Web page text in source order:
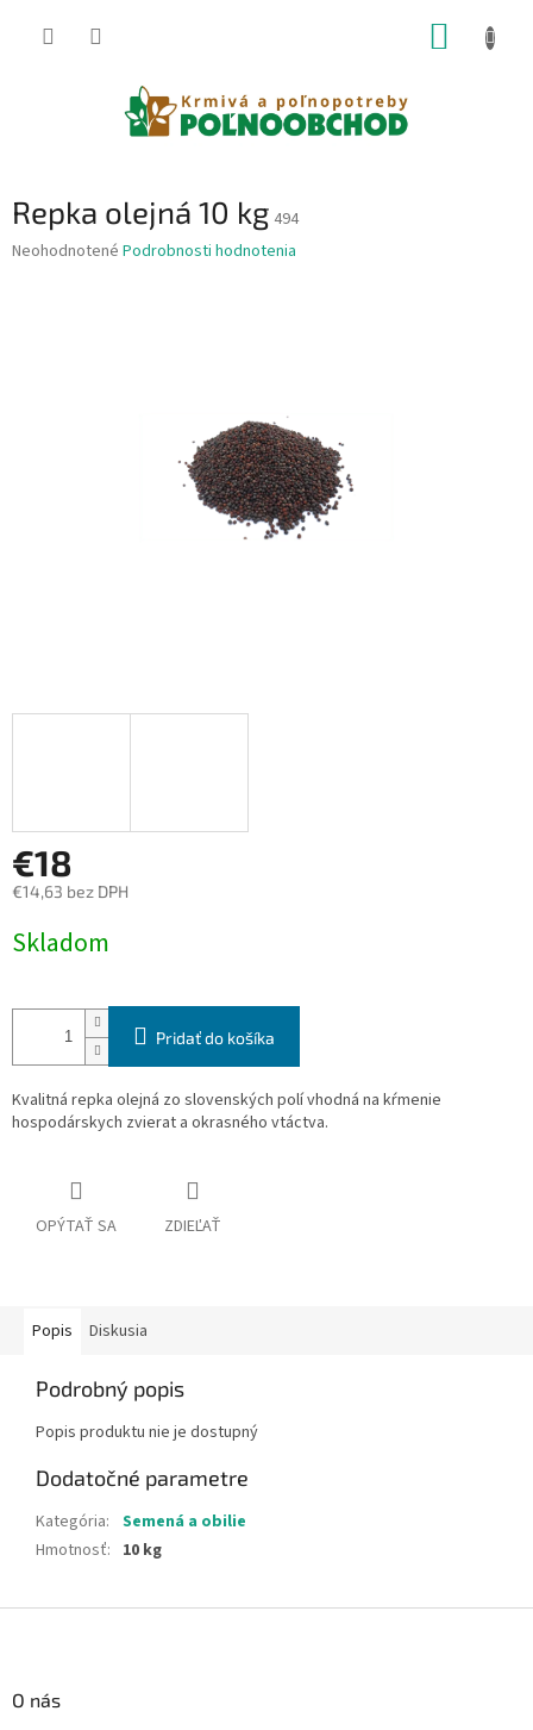
Repka olejná 10 kg 494
Priemerné
Neohodnotené Podrobnosti hodnotenia
€18
€14,63 bez DPH
cena:
Skladom
Pridať do košíka
Kvalitná repka olejná zo slovenských polí vhodná na kŕmenie
hospodárskych zvierat a okrasného vtáctva.
OPÝTAŤ SA ZDIEĽAŤ
Popis Diskusia
Podrobný popis
Popis produktu nie je dostupný
Dodatočné parametre
Kategória: Semená a obilie
Hmotnosť: 10 kg
O nás